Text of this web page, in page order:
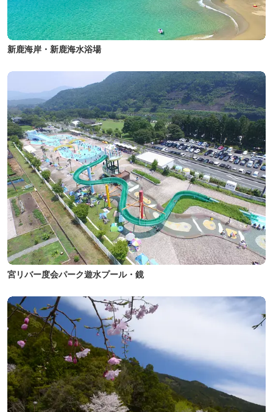
新鹿海岸・新鹿海水浴場
宮リバー度会パーク遊水プール・鏡